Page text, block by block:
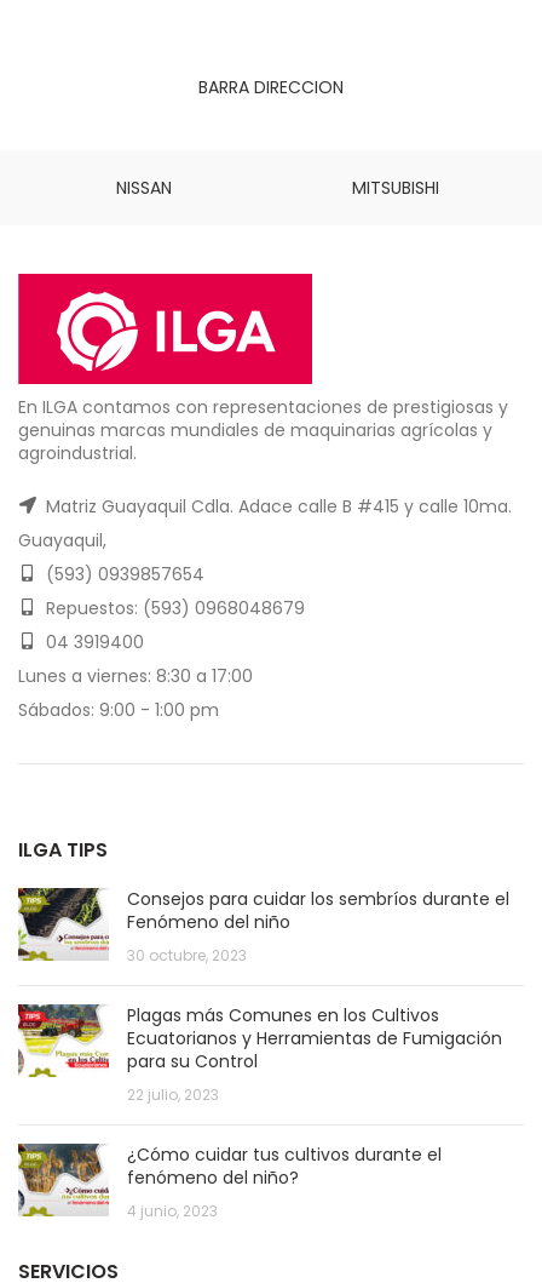
BARRA DIRECCION
NISSAN MITSUBISHI
En ILGA contamos con representaciones de prestigiosas y
genuinas marcas mundiales de maquinarias agrícolas y
agroindustrial.
Matriz Guayaquil Cdla. Adace calle B #415 y calle 10ma.
Guayaquil,
(593) 0939857654
Repuestos: (593) 0968048679
04 3919400
Lunes a viernes: 8:30 a 17:00
Sábados: 9:00 - 1:00 pm
ILGA TIPS
Consejos para cuidar los sembríos durante el
Fenómeno del niño
30 octubre, 2023
Plagas más Comunes en los Cultivos
Ecuatorianos y Herramientas de Fumigación
para su Control
22 julio, 2023
¿Cómo cuidar tus cultivos durante el
fenómeno del niño?
4 junio, 2023
SERVICIOS